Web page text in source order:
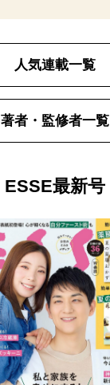
人気連載一覧
著者・監修者一覧
ESSE最新号